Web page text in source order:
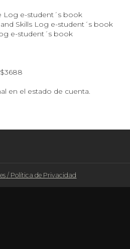
Log e-student´s book​
Skills Log e-student´s book​
e-student´s book​
en el estado de cuenta.
/ Política de Privacidad